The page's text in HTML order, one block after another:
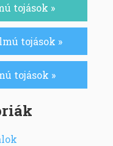
tojások »
tojások »
tojások »